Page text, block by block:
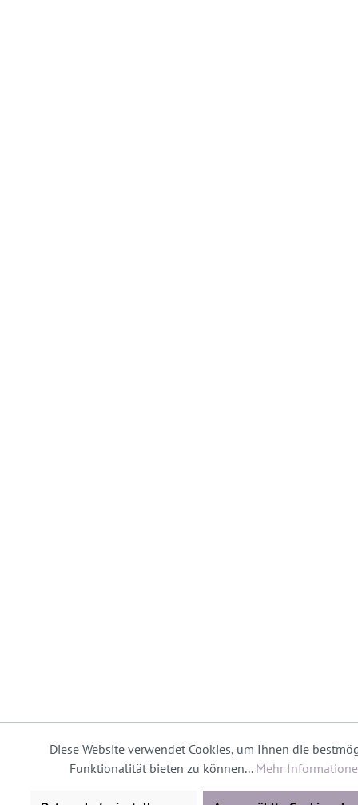
Diese Website verwendet Cookies, um Ihnen die
Funktionalität bieten zu können... Mehr